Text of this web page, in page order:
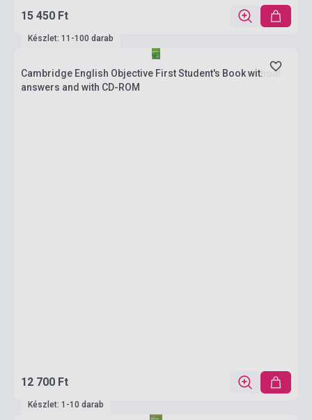
15 450 Ft
Készlet: 11-100 darab
Cambridge English Objective First Student's Book without
answers and with CD-ROM
12 700 Ft
Készlet: 1-10 darab